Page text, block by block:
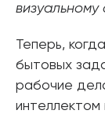
Теперь,
бытовых
рабочие
интеллектом